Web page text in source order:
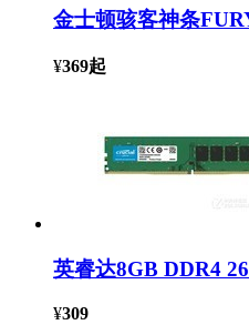
金士顿骇客神条
¥369起
英睿达8GB DDR4
¥309